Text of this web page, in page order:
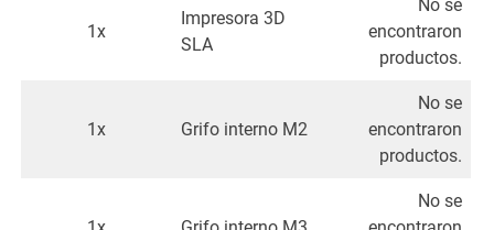
1x
Impresora 3D
SLA
No se
encontraron
productos.
1x Grifo interno M2
No se
encontraron
productos.
No se